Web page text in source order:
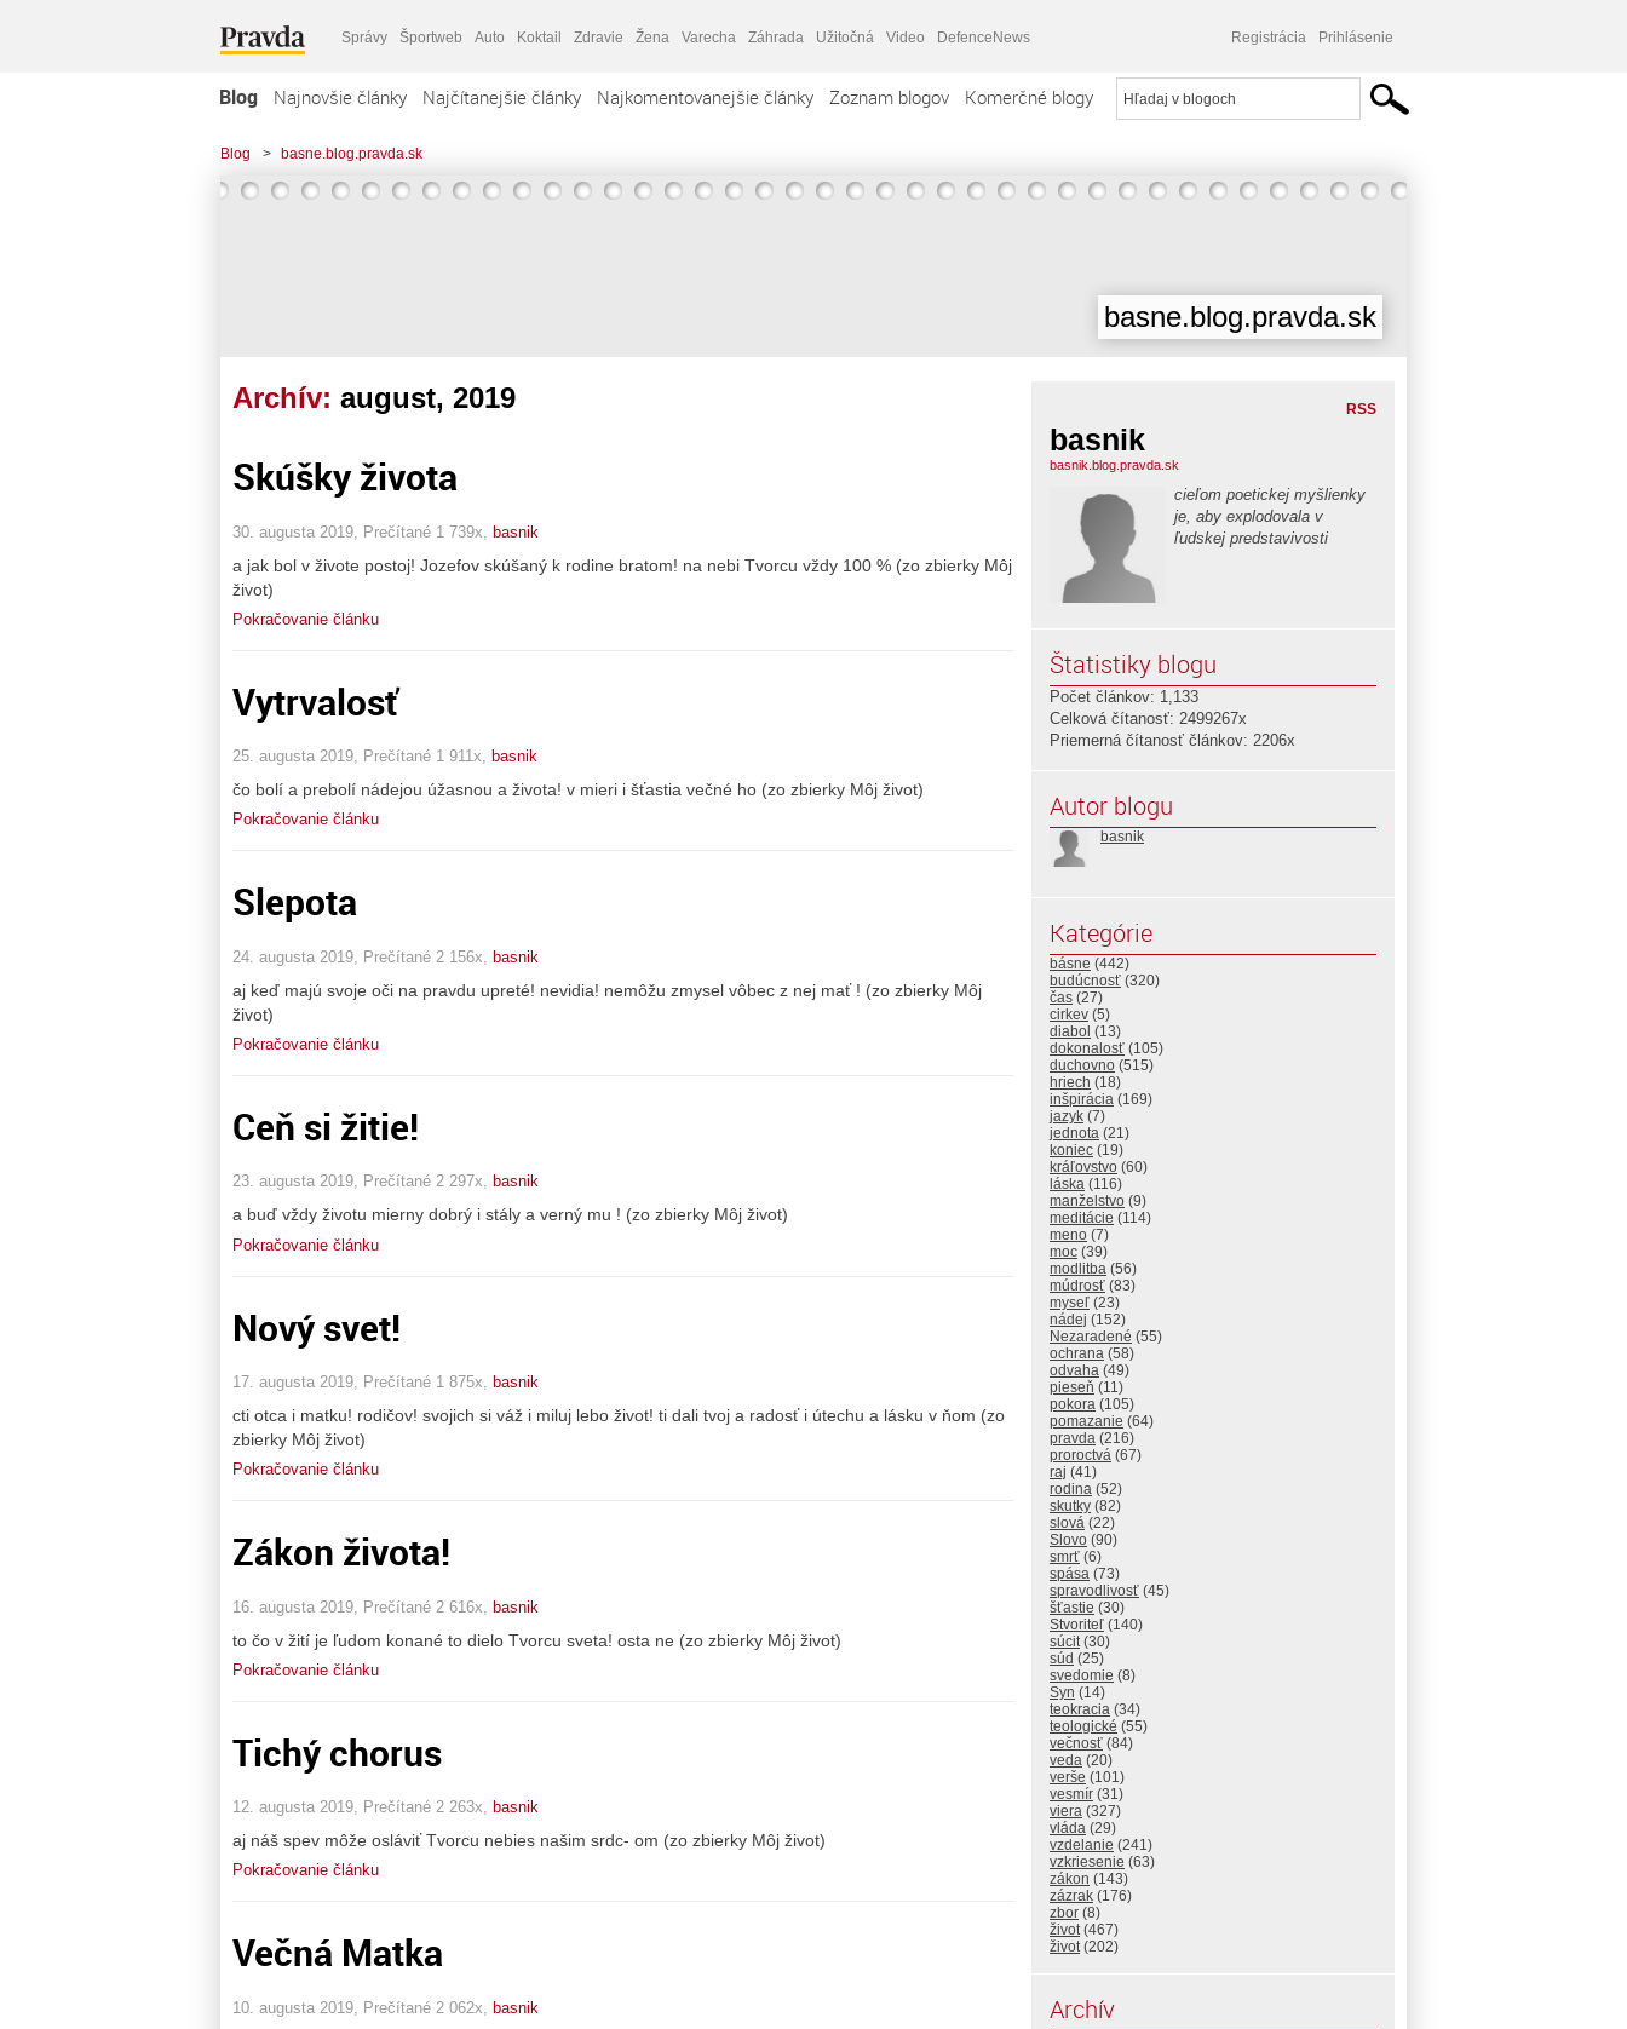
Správy Športweb Auto Koktail Zdravie Žena Varecha Záhrada Užitočná Video DefenceNews Registrácia Prihlásenie
Blog Najnovšie články Najčítanejšie články Najkomentovanejšie články Zoznam blogov Komerčné blogy
Blog > basne.blog.pravda.sk
basne.blog.pravda.sk
Archív: august, 2019
Skúšky života
30. augusta 2019, Prečítané 1 739x, basnik
a jak bol v živote postoj! Jozefov skúšaný k rodine bratom! na nebi Tvorcu vždy 100 % (zo zbierky Môj
život)
Pokračovanie článku
Vytrvalosť
25. augusta 2019, Prečítané 1 911x, basnik
čo bolí a prebolí nádejou úžasnou a života! v mieri i šťastia večné ho (zo zbierky Môj život)
Pokračovanie článku
Slepota
24. augusta 2019, Prečítané 2 156x, basnik
aj keď majú svoje oči na pravdu upreté! nevidia! nemôžu zmysel vôbec z nej mať ! (zo zbierky Môj
život)
Pokračovanie článku
Ceň si žitie!
23. augusta 2019, Prečítané 2 297x, basnik
a buď vždy životu mierny dobrý i stály a verný mu ! (zo zbierky Môj život)
Pokračovanie článku
Nový svet!
17. augusta 2019, Prečítané 1 875x, basnik
cti otca i matku! rodičov! svojich si váž i miluj lebo život! ti dali tvoj a radosť i útechu a lásku v ňom (zo
zbierky Môj život)
Pokračovanie článku
Zákon života!
16. augusta 2019, Prečítané 2 616x, basnik
to čo v žití je ľudom konané to dielo Tvorcu sveta! osta ne (zo zbierky Môj život)
Pokračovanie článku
Tichý chorus
12. augusta 2019, Prečítané 2 263x, basnik
aj náš spev môže osláviť Tvorcu nebies našim srdc- om (zo zbierky Môj život)
Pokračovanie článku
Večná Matka
10. augusta 2019, Prečítané 2 062x, basnik
RSS
basnik
basnik.blog.pravda.sk
cieľom poetickej myšlienky
je, aby explodovala v
ľudskej predstavivosti
Štatistiky blogu
Počet článkov: 1,133
Celková čítanosť: 2499267x
Priemerná čítanosť článkov: 2206x
Autor blogu
basnik
Kategórie
básne (442)
budúcnosť (320)
čas (27)
cirkev (5)
diabol (13)
dokonalosť (105)
duchovno (515)
hriech (18)
inšpirácia (169)
jazyk (7)
jednota (21)
koniec (19)
kráľovstvo (60)
láska (116)
manželstvo (9)
meditácie (114)
meno (7)
moc (39)
modlitba (56)
múdrosť (83)
myseľ (23)
nádej (152)
Nezaradené (55)
ochrana (58)
odvaha (49)
pieseň (11)
pokora (105)
pomazanie (64)
pravda (216)
proroctvá (67)
raj (41)
rodina (52)
skutky (82)
slová (22)
Slovo (90)
smrť (6)
spása (73)
spravodlivosť (45)
šťastie (30)
Stvoriteľ (140)
súcit(30)
súd (25)
svedomie (8)
Syn (14)
teokracia (34)
teologické (55)
večnosť (84)
veda (20)
verše (101)
vesmír (31)
viera (327)
vláda (29)
vzdelanie (241)
vzkriesenie (63)
zákon (143)
zázrak (176)
zbor (8)
život(467)
život(202)
Archív